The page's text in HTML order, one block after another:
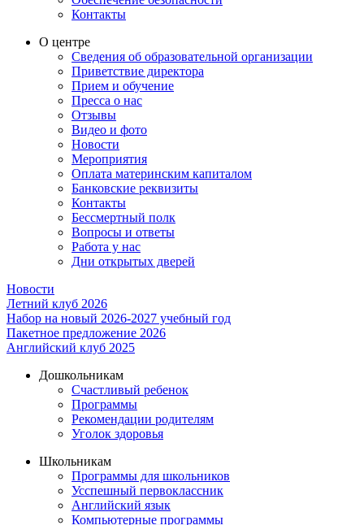
Контакты
О центре
Сведения об образовательной организации
Приветствие директора
Прием и обучение
Пресса о нас
Отзывы
Видео и фото
Новости
Мероприятия
Оплата материнским капиталом
Банковские реквизиты
Контакты
Бессмертный полк
Вопросы и ответы
Работа у нас
Дни открытых дверей
Новости
Летний клуб 2026
Набор на новый 2026-2027 учебный год
Пакетное предложение 2026
Английский клуб 2025
Дошкольникам
Счастливый ребенок
Программы
Рекомендации родителям
Уголок здоровья
Школьникам
Программы для школьников
Усспешный первоклассник
Английский язык
Компьютерные программы